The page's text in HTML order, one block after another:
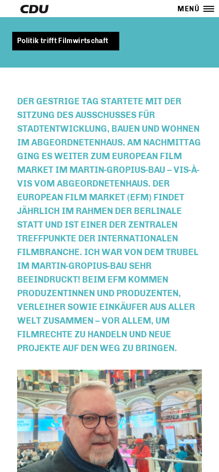
MENÜ
Politik trifft Filmwirtschaft
DER GESTRIGE TAG STARTETE MIT DER
SITZUNG DES AUSSCHUSSES FÜR
STADTENTWICKLUNG, BAUEN UND WOHNEN
IM ABGEORDNETENHAUS. AM NACHMITTAG
GING ES WEITER ZUM EUROPEAN FILM
MARKET IM MARTIN-GROPIUS-BAU – VIS-À-
VIS VOM ABGEORDNETENHAUS. DER
EUROPEAN FILM MARKET (EFM) FINDET
JÄHRLICH IM RAHMEN DER BERLINALE
STATT UND IST EINER DER ZENTRALEN
TREFFPUNKTE DER INTERNATIONALEN
FILMBRANCHE. ICH WAR VON DEM TRUBEL
IM MARTIN-GROPIUS-BAU SEHR
BEEINDRUCKT! BEIM EFM KOMMEN
PRODUZENTINNEN UND PRODUZENTEN,
VERLEIHER SOWIE EINKÄUFER AUS ALLER
WELT ZUSAMMEN – VOR ALLEM, UM
FILMRECHTE ZU HANDELN UND NEUE
PROJEKTE AUF DEN WEG ZU BRINGEN.